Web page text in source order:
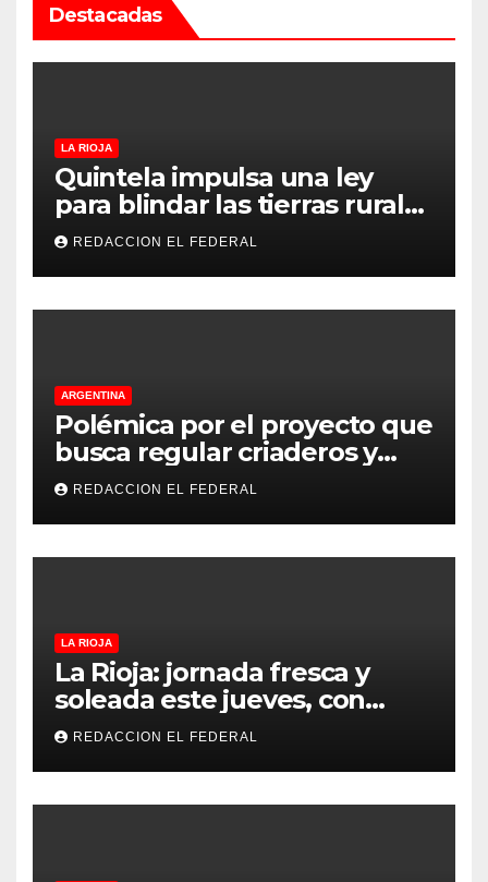
Destacadas
LA RIOJA
Quintela impulsa una ley
para blindar las tierras rurales
de La Rioja: cuáles son los
principales puntos
REDACCION EL FEDERAL
ARGENTINA
Polémica por el proyecto que
busca regular criaderos y
refugios de perros y gatos:
denuncian excesos, mientras
proteccionistas reclaman
controles más duros
REDACCION EL FEDERAL
LA RIOJA
La Rioja: jornada fresca y
soleada este jueves, con
temperaturas estables para
el viernes
REDACCION EL FEDERAL